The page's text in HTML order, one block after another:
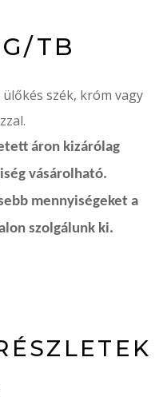
TB
szék, króm vagy
áron kizárólag
vásárolható.
mennyiségeket a
szolgálunk ki.